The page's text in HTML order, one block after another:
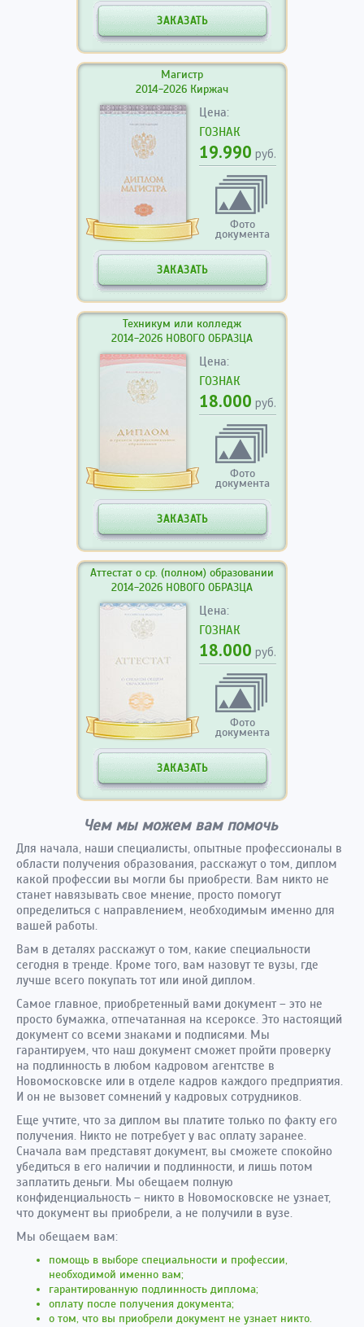
ЗАКАЗАТЬ
Магистр
2014-2026 Киржач
Цена:
ГОЗНАК
19.990 руб.
Фото
документа
ЗАКАЗАТЬ
Техникум или колледж
2014-2026 НОВОГО ОБРАЗЦА
Цена:
ГОЗНАК
18.000 руб.
Фото
документа
ЗАКАЗАТЬ
Аттестат о ср. (полном) образовании
2014-2026 НОВОГО ОБРАЗЦА
Цена:
ГОЗНАК
18.000 руб.
Фото
документа
ЗАКАЗАТЬ
Чем мы можем вам помочь
Для начала, наши специалисты, опытные профессионалы в
области получения образования, расскажут о том, диплом
какой профессии вы могли бы приобрести. Вам никто не
станет навязывать свое мнение, просто помогут
определиться с направлением, необходимым именно для
вашей работы.
Вам в деталях расскажут о том, какие специальности
сегодня в тренде. Кроме того, вам назовут те вузы, где
лучше всего покупать тот или иной диплом.
Самое главное, приобретенный вами документ – это не
просто бумажка, отпечатанная на ксероксе. Это настоящий
документ со всеми знаками и подписями. Мы
гарантируем, что наш документ сможет пройти проверку
на подлинность в любом кадровом агентстве в
Новомосковске или в отделе кадров каждого предприятия.
И он не вызовет сомнений у кадровых сотрудников.
Еще учтите, что за диплом вы платите только по факту его
получения. Никто не потребует у вас оплату заранее.
Сначала вам представят документ, вы сможете спокойно
убедиться в его наличии и подлинности, и лишь потом
заплатить деньги. Мы обещаем полную
конфиденциальность – никто в Новомосковске не узнает,
что документ вы приобрели, а не получили в вузе.
Мы обещаем вам:
помощь в выборе специальности и профессии,
необходимой именно вам;
гарантированную подлинность диплома;
оплату после получения документа;
о том, что вы приобрели документ не узнает никто.